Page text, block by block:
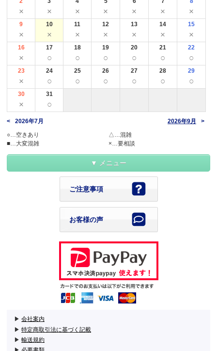
× × × × × × ×
9
×
10
×
11
×
12
×
13
×
14
×
15
×
16
×
17
○
18
○
19
○
20
○
21
○
22
○
23
×
24
○
25
○
26
○
27
○
28
○
29
○
30
×
31
○
2026年7月
2026年9月
○…空きあり
△…混雑
■…大変混雑
×…要相談
メニュー
ご注意事項
お客様の声
▶ 会社案内
▶ 特定商取引法に基づく記載
▶ 輸送規約